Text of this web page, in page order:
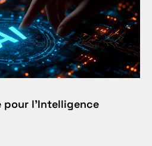
pour l’Intelligence